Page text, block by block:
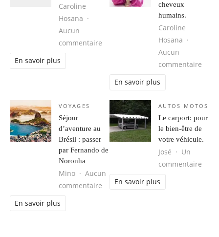
Caroline
Hosana
Aucun
commentaire sur Obtenir votre Groove Back.
En savoir plus
cheveux
humains.
Caroline
Hosana
Aucun
commentaire
En savoir plus
VOYAGES
Séjour
d’aventure au
Brésil : passer
par Fernando de
Noronha
Mino
Aucun
commentaire sur Séjour d’aventure au Brésil :
En savoir plus
AUTOS MOTOS
Le carport: pour
le bien-être de
votre véhicule.
José
Un
commentaire
En savoir plus